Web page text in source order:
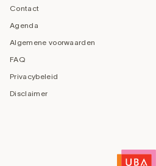
Contact
Agenda
Algemene voorwaarden
FAQ
Privacybeleid
Disclaimer